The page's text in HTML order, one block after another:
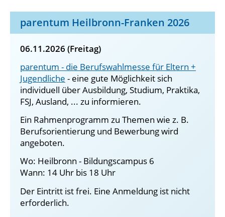
parentum Heilbronn-Franken 2026
06.11.2026 (Freitag)
parentum - die Berufswahlmesse für Eltern +
Jugendliche - eine gute Möglichkeit sich
individuell über Ausbildung, Studium, Praktika,
FSJ, Ausland, ... zu informieren.
Ein Rahmenprogramm zu Themen wie z. B.
Berufsorientierung und Bewerbung wird
angeboten.
Wo: Heilbronn - Bildungscampus 6
Wann: 14 Uhr bis 18 Uhr
Der Eintritt ist frei. Eine Anmeldung ist nicht
erforderlich.